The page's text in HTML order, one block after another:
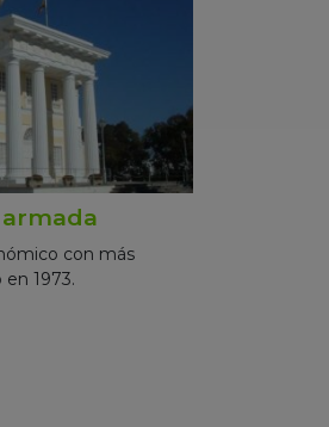
con más
1973.